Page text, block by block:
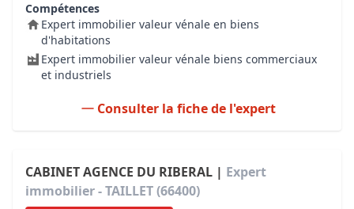
Compétences
Expert immobilier valeur vénale en biens
d'habitations
Expert immobilier valeur vénale biens commerciaux
et industriels
Consulter la fiche de l'expert
CABINET AGENCE DU RIBERAL | Expert
immobilier - TAILLET (66400)